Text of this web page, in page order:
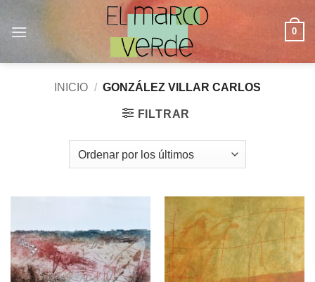
0
INICIO / GONZÁLEZ VILLAR CARLOS
FILTRAR